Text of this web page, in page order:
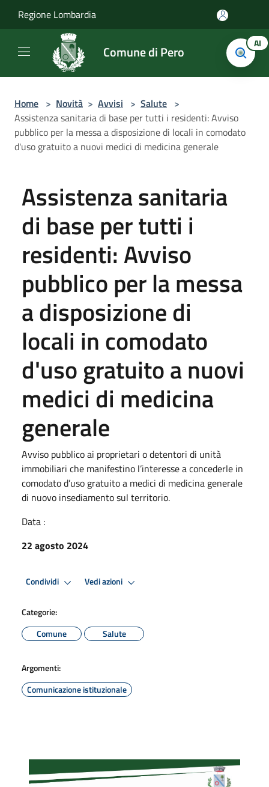
Regione Lombardia
Comune di Pero AI
Home > Novità > Avvisi > Salute >
Assistenza sanitaria di base per tutti i residenti: Avviso
pubblico per la messa a disposizione di locali in comodato
d'uso gratuito a nuovi medici di medicina generale
Assistenza sanitaria
di base per tutti i
residenti: Avviso
pubblico per la messa
a disposizione di
locali in comodato
d'uso gratuito a nuovi
medici di medicina
generale
Avviso pubblico ai proprietari o detentori di unità
immobiliari che manifestino l’interesse a concederle in
comodato d’uso gratuito a medici di medicina generale
di nuovo insediamento sul territorio.
Data :
22 agosto 2024
Condividi Vedi azioni
Categorie:
Comune
Salute
Argomenti:
Comunicazione istituzionale